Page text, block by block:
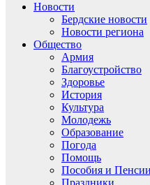
Новости
Бердские новости
Новости региона
Общество
Армия
Благоустройство
Здоровье
История
Культура
Молодежь
Образование
Погода
Помощь
Пособия и Пенсии
Праздники